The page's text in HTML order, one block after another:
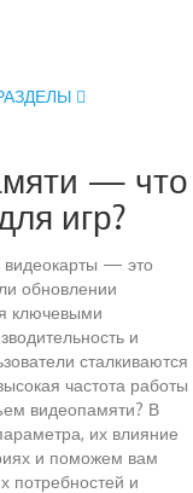
— что
игр?
видеокарты — это
обновлении
ключевыми
и
сталкиваются
частота работы
видеопамяти? В
их влияние
и поможем вам
потребностей и